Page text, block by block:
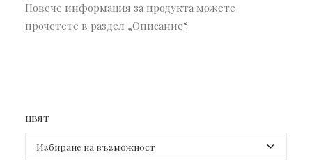
Повече информация за продукта можете
прочетете в раздел „Описание“.
цвят